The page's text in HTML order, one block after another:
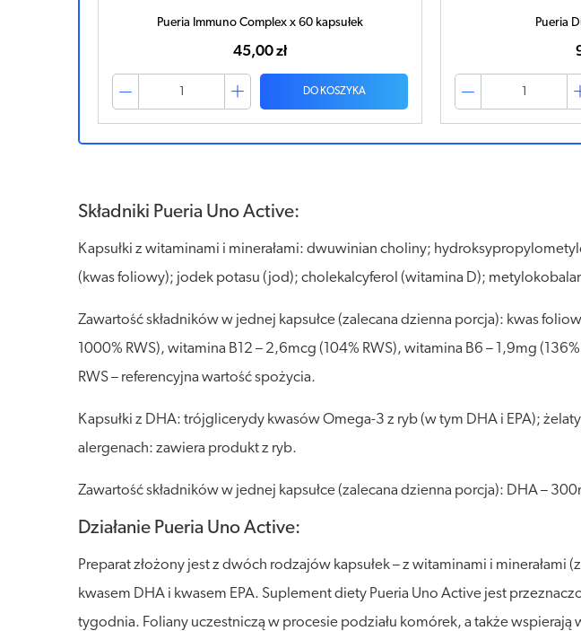
Pueria Immuno Complex x 60 kapsułek
45,00 zł
DO KOSZYKA
Pueria
Składniki Pueria Uno Active:
Kapsułki z witaminami i minerałami: dwuwinian choliny;
(kwas foliowy); jodek potasu (jod); cholekalcyferol (witamina D);
Zawartość składników w jednej kapsułce (zalecana dzienna porcja): kwas
1000% RWS), witamina B12 – 2,6mcg (104% RWS), witamina B6 – 1,9mg
RWS – referencyjna wartość spożycia.
Kapsułki z DHA: trójglicerydy kwasów Omega-3 z ryb (w tym DHA i EPA);
alergenach: zawiera produkt z ryb.
Zawartość składników w jednej kapsułce (zalecana dzienna porcja): DHA –
Działanie Pueria Uno Active:
Preparat złożony jest z dwóch rodzajów kapsułek – z witaminami i
kwasem DHA i kwasem EPA. Suplement diety Pueria Uno Active jest
tygodnia. Foliany uczestniczą w procesie podziału komórek, a także